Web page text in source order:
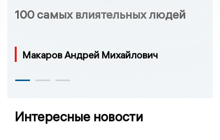
100 самых влиятельных людей
Макаров Андрей Михайлович
Интересные новости